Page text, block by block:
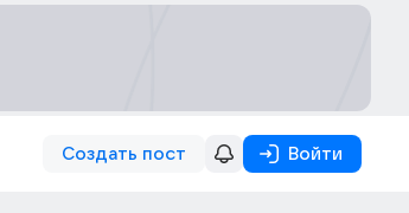
Создать пост Войти